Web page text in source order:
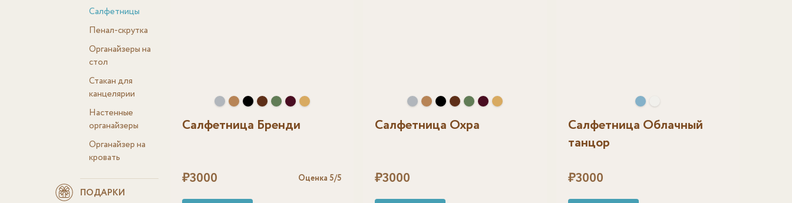
Салфетницы
Пенал-скрутка
Органайзеры на
стол
Стакан для
канцелярии
Настенные
органайзеры
Органайзер на
кровать
ПОДАРКИ
Салфетница Бренди
₽3000 Оценка5/5
Салфетница Охра
₽3000
Салфетница Облачный
танцор
₽3000